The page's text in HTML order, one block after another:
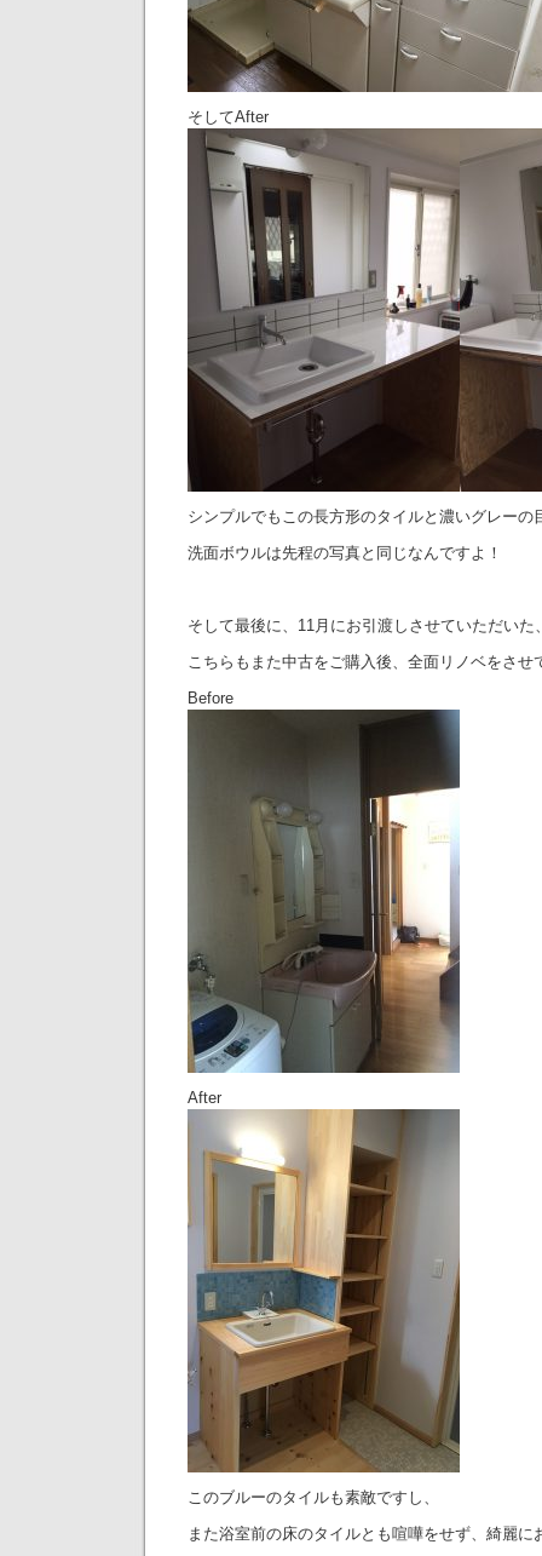
そしてAfter
シンプルでもこの長方形のタイルと濃いグレーの
洗面ボウルは先程の写真と同じなんですよ！
そして最後に、11月にお引渡しさせていただいた
こちらもまた中古をご購入後、全面リノベをさせ
Before
After
このブルーのタイルも素敵ですし、
また浴室前の床のタイルとも喧嘩をせず、綺麗に